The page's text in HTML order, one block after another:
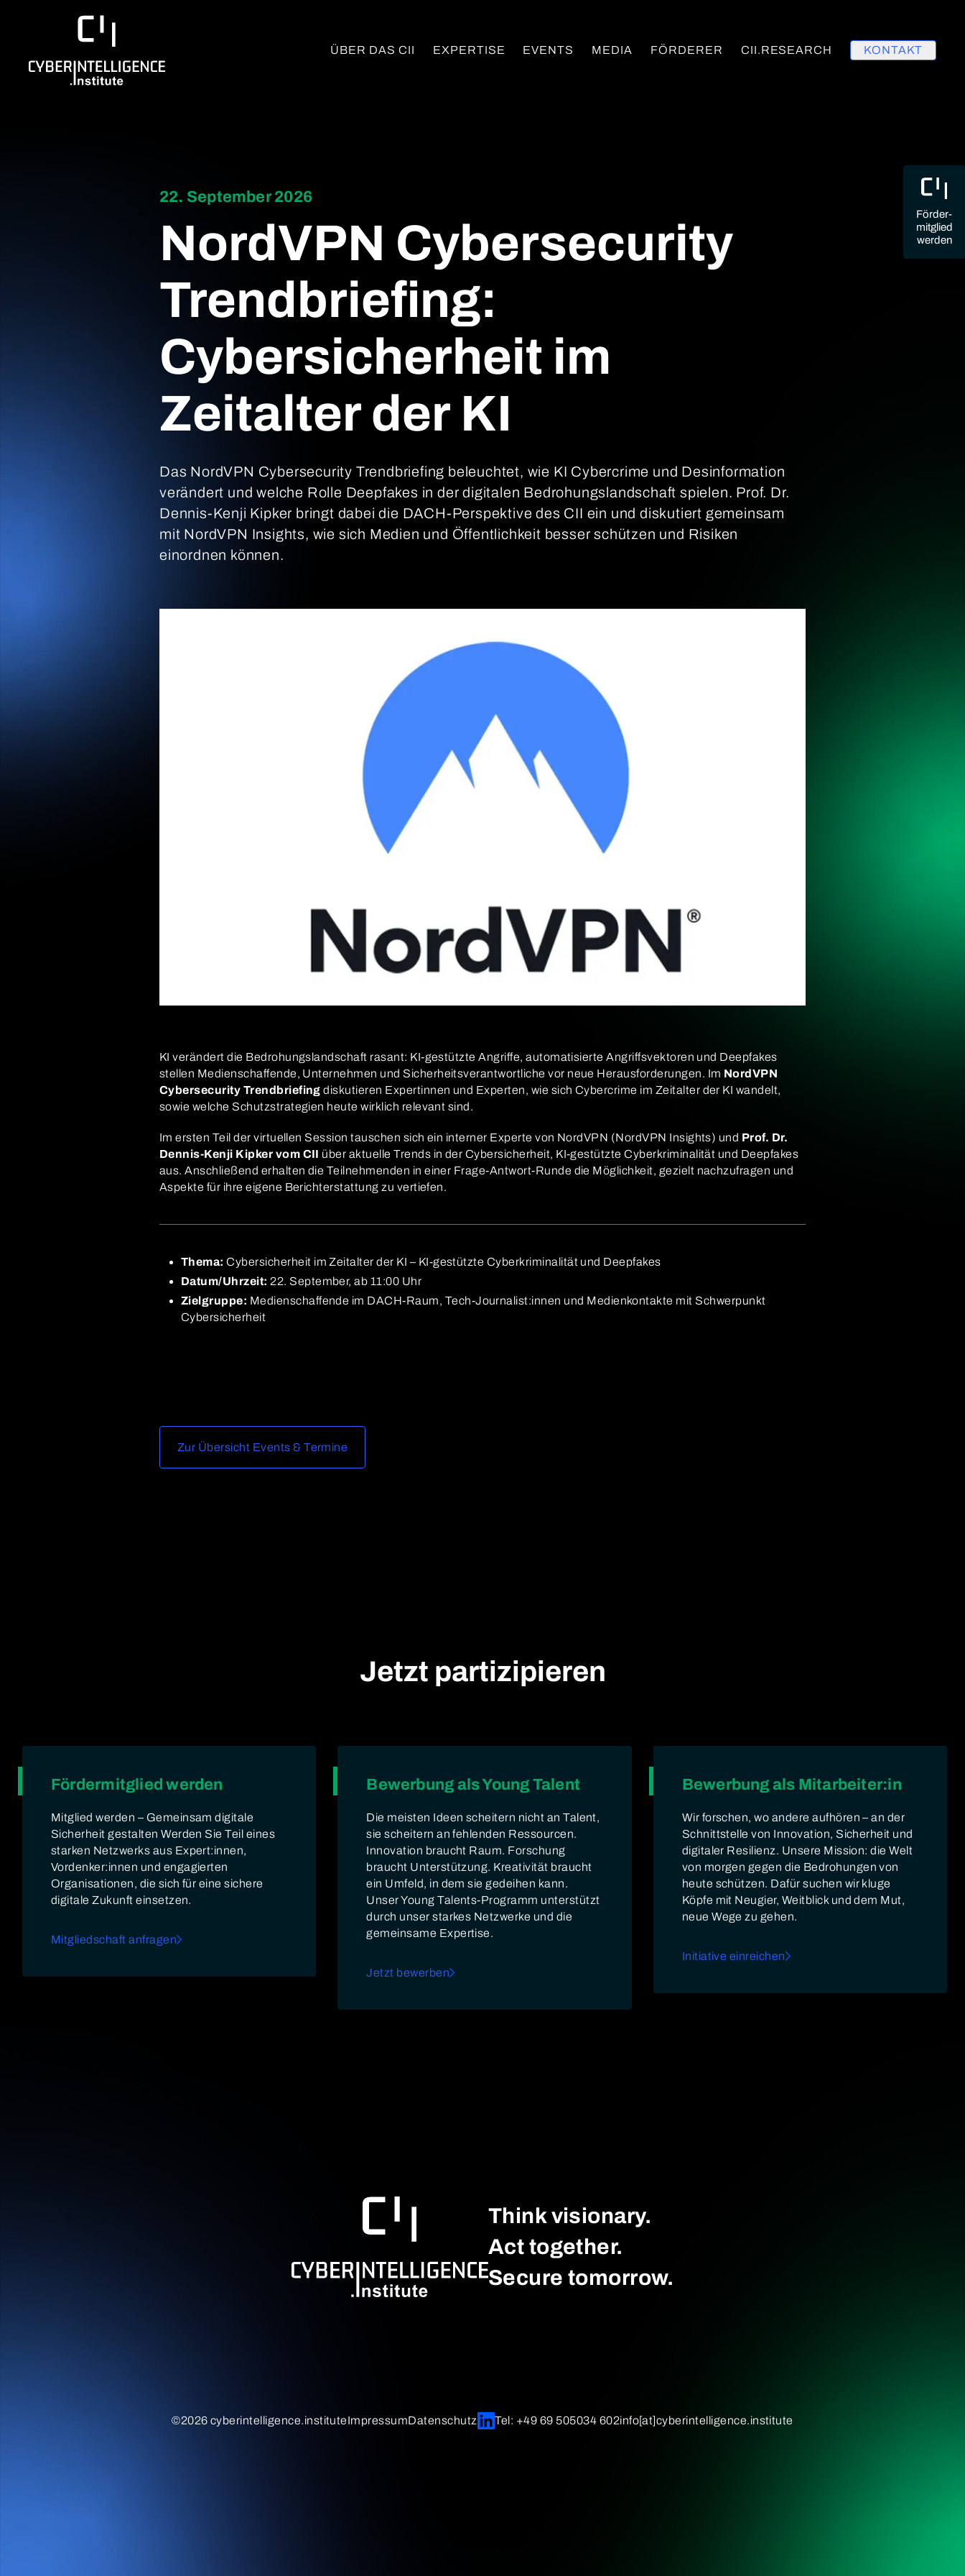
ÜBER DAS CII EXPERTISE EVENTS MEDIA FÖRDERER CII.RESEARCH KONTAKT
Förder-
mitglied
werden
22. September 2026
NordVPN Cybersecurity
Trendbriefing:
Cybersicherheit im
Zeitalter der KI
Das NordVPN Cybersecurity Trendbriefing beleuchtet, wie KI Cybercrime und Desinformation
verändert und welche Rolle Deepfakes in der digitalen Bedrohungslandschaft spielen. Prof. Dr.
Dennis-Kenji Kipker bringt dabei die DACH-Perspektive des CII ein und diskutiert gemeinsam
mit NordVPN Insights, wie sich Medien und Öffentlichkeit besser schützen und Risiken
einordnen können.
KI verändert die Bedrohungslandschaft rasant: KI-gestützte Angriffe, automatisierte Angriffsvektoren und Deepfakes
stellen Medienschaffende, Unternehmen und Sicherheitsverantwortliche vor neue Herausforderungen. Im NordVPN
Cybersecurity Trendbriefing diskutieren Expertinnen und Experten, wie sich Cybercrime im Zeitalter der KI wandelt,
sowie welche Schutzstrategien heute wirklich relevant sind.
Im ersten Teil der virtuellen Session tauschen sich ein interner Experte von NordVPN (NordVPN Insights) und Prof. Dr.
Dennis-Kenji Kipker vom CII über aktuelle Trends in der Cybersicherheit, KI-gestützte Cyberkriminalität und Deepfakes
aus. Anschließend erhalten die Teilnehmenden in einer Frage-Antwort-Runde die Möglichkeit, gezielt nachzufragen und
Aspekte für ihre eigene Berichterstattung zu vertiefen.
Thema: Cybersicherheit im Zeitalter der KI – KI-gestützte Cyberkriminalität und Deepfakes
Datum/Uhrzeit: 22. September, ab 11:00 Uhr
Zielgruppe: Medienschaffende im DACH-Raum, Tech-Journalist:innen und Medienkontakte mit Schwerpunkt
Cybersicherheit
Zur Übersicht Events & Termine
Jetzt partizipieren
Fördermitglied werden
Mitglied werden – Gemeinsam digitale
Sicherheit gestalten Werden Sie Teil eines
starken Netzwerks aus Expert:innen,
Vordenker:innen und engagierten
Organisationen, die sich für eine sichere
digitale Zukunft einsetzen.
Mitgliedschaft anfragen
Bewerbung als Young Talent
Die meisten Ideen scheitern nicht an Talent,
sie scheitern an fehlenden Ressourcen.
Innovation braucht Raum. Forschung
braucht Unterstützung. Kreativität braucht
ein Umfeld, in dem sie gedeihen kann.
Unser Young Talents-Programm unterstützt
durch unser starkes Netzwerke und die
gemeinsame Expertise.
Jetzt bewerben
Bewerbung als Mitarbeiter:in
Wir forschen, wo andere aufhören – an der
Schnittstelle von Innovation, Sicherheit und
digitaler Resilienz. Unsere Mission: die Welt
von morgen gegen die Bedrohungen von
heute schützen. Dafür suchen wir kluge
Köpfe mit Neugier, Weitblick und dem Mut,
neue Wege zu gehen.
Initiative einreichen
Think visionary.
Act together.
Secure tomorrow.
©2026 cyberintelligence.instituteImpressumDatenschutz Tel: +49 69 505034 602info[at]cyberintelligence.institute